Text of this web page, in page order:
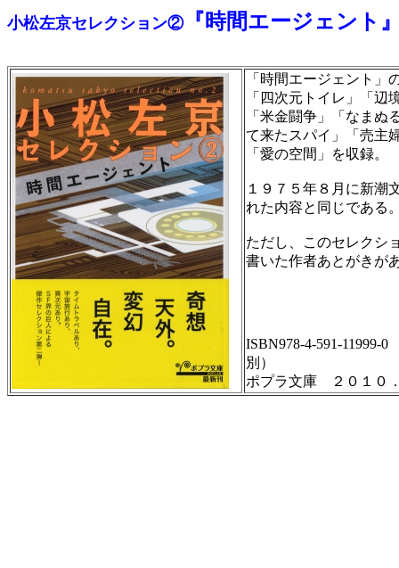
小松左京セレクション②『時間エージェント
「時間エージェント」
「四次元トイレ」「辺
「米金闘争」「なまぬ
て来たスパイ」「売主
「愛の空間」を収録。
１９７５年８月に新潮
れた内容と同じである
ただし、このセレクシ
書いた作者あとがきが
ISBN978-4-591-11999-
別）
ポプラ文庫 ２０１０